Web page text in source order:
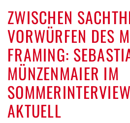
PROGRAMM KONTAKT
MITGLIED WERDEN
ZWISCHEN
VORWÜRFEN DES
FRAMING:
MÜNZENMAIER IM
AKTUELL